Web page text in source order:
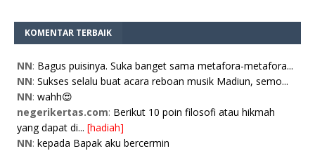
KOMENTAR TERBAIK
NN: Bagus puisinya. Suka banget sama metafora-metafora...
NN: Sukses selalu buat acara reboan musik Madiun, semo...
NN: wahh😍
negerikertas.com: Berikut 10 poin filosofi atau hikmah
yang dapat di... [hadiah]
NN: kepada Bapak aku bercermin